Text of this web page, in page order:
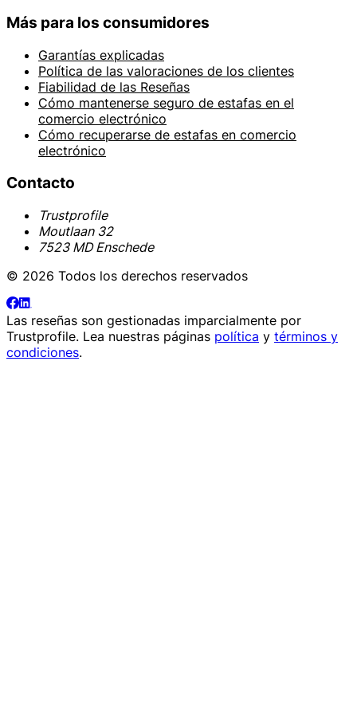
Más para los consumidores
Garantías explicadas
Política de las valoraciones de los clientes
Fiabilidad de las Reseñas
Cómo mantenerse seguro de estafas en el
comercio electrónico
Cómo recuperarse de estafas en comercio
electrónico
Contacto
Trustprofile
Moutlaan 32
7523 MD Enschede
© 2026 Todos los derechos reservados
Las reseñas son gestionadas imparcialmente por
Trustprofile. Lea nuestras páginas política y términos y
condiciones.